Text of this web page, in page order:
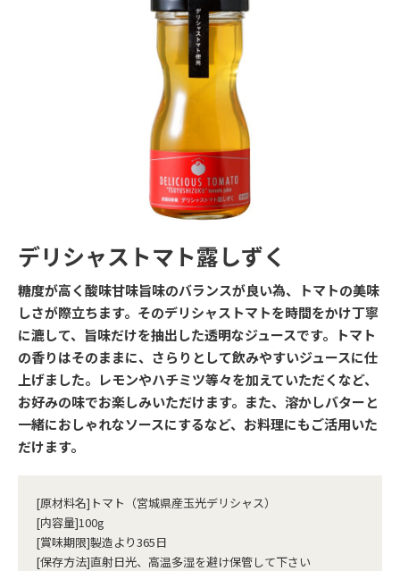
デリシャストマト露しずく
糖度が高く酸味甘味旨味のバランスが良い為、トマトの美味
しさが際立ちます。そのデリシャストマトを時間をかけ丁寧
に漉して、旨味だけを抽出した透明なジュースです。トマト
の香りはそのままに、さらりとして飲みやすいジュースに仕
上げました。レモンやハチミツ等々を加えていただくなど、
お好みの味でお楽しみいただけます。また、溶かしバターと
一緒におしゃれなソースにするなど、お料理にもご活用いた
だけます。
[原材料名]トマト（宮城県産玉光デリシャス）
[内容量]100g
[賞味期限]製造より365日
[保存方法]直射日光、高温多湿を避け保管して下さい